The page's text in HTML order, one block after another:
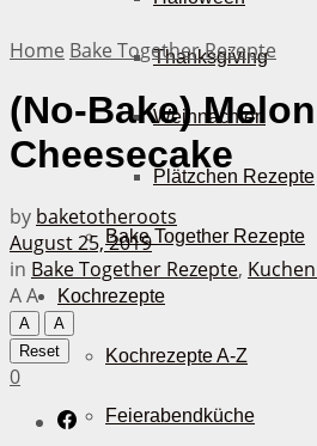
Thanksgiving
Weihnachten
Plätzchen Rezepte
Bake Together Rezepte
Kochrezepte
Kochrezepte A-Z
Feierabendküche
Home Bake Together Rezepte
(No-Bake)
Cheesecake
by baketotheroots
August 25, 2019
in Bake Together Rezepte,
AA
A
A
Reset
0